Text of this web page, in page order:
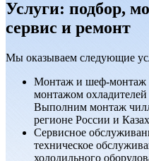
Услуги: подбор,
сервис и ремонт
Мы оказываем следующие
Монтаж и шеф-монтаж
монтажом
Выполним монтаж
регионе России и
Сервисноe
техническое
холодильного